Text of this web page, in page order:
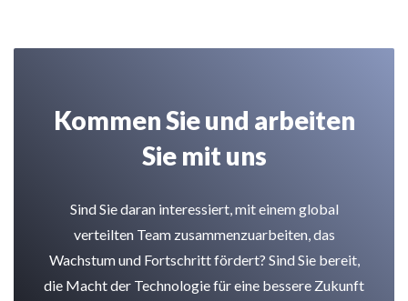
Kommen Sie und arbeiten
Sie mit uns
Sind Sie daran interessiert, mit einem global
verteilten Team zusammenzuarbeiten, das
Wachstum und Fortschritt fördert? Sind Sie bereit,
die Macht der Technologie für eine bessere Zukunft